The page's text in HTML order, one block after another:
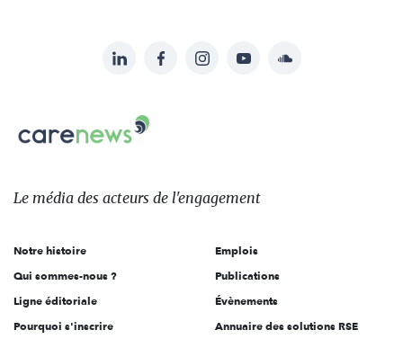
sur:
LinkedInFacebookInstagramYouTubeSoundcloud
Carenews,
Le
des
l'engagement
Le média des acteurs de l'engagement
Notre histoire
Qui sommes-nous ?
Ligne éditoriale
Pourquoi s'inscrire
Emplois
Publications
Évènements
Annuaire des solutions RSE